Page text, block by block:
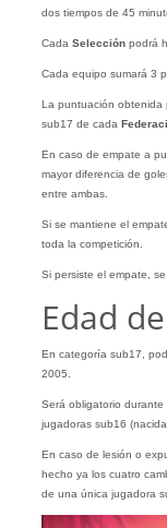
dos tiempos de 45
Cada Selecciónpodrá
Cada equipo sumará 3
La puntuación obtenida
sub17 de cada
En caso de empate a
mayor diferencia de
entre ambas.
Si se mantiene el
toda la competición.
Si persiste el empate,
Edad
En categoría sub17,
2005.
Será obligatorio
jugadoras sub16
En caso de lesión o
hecho ya los cuatro
de una única jugadora